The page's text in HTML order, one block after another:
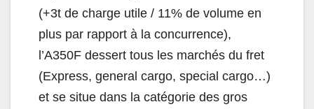
(+3t de charge utile / 11% de volume en
plus par rapport à la concurrence),
l’A350F dessert tous les marchés du fret
(Express, general cargo, special cargo…)
et se situe dans la catégorie des gros